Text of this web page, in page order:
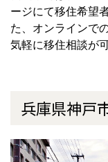
ージにて移住希望
た、オンラインで
気軽に移住相談が
兵庫県神戸